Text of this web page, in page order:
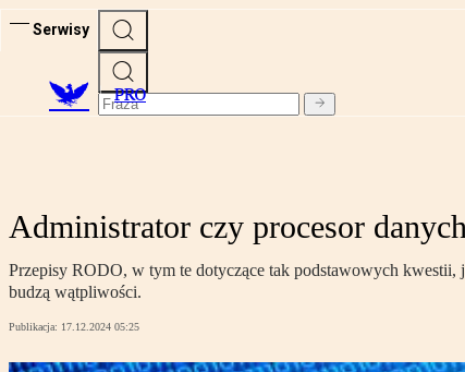
Serwisy
PRO
Administrator czy procesor
Przepisy RODO, w tym te dotyczące tak podstawowych kwestii,
budzą wątpliwości.
Publikacja: 17.12.2024 05:25